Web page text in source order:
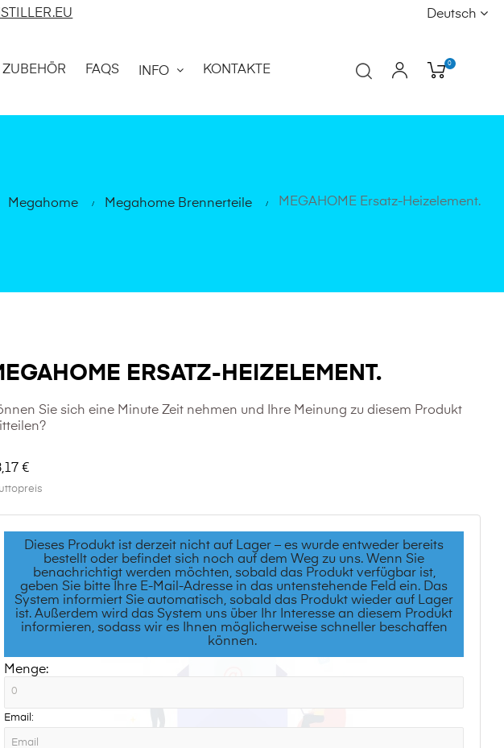
Deutsch
ZUBEHÖR FAQS INFO KONTAKTE
0
Megahome Megahome Brennerteile MEGAHOME Ersatz-Heizelement.
ERSATZ-HEIZELEMENT.
Sie sich eine Minute Zeit nehmen und Ihre Meinung zu diesem Produkt
€
Dieses Produkt ist derzeit nicht auf Lager – es wurde entweder bereits
bestellt oder befindet sich noch auf dem Weg zu uns. Wenn Sie
benachrichtigt werden möchten, sobald das Produkt verfügbar ist,
geben Sie bitte Ihre E-Mail-Adresse in das untenstehende Feld ein. Das
System informiert Sie automatisch, sobald das Produkt wieder auf Lager
ist. Außerdem wird das System uns über Ihr Interesse an diesem Produkt
informieren, sodass wir es Ihnen möglicherweise schneller beschaffen
können.
Menge:
Email: